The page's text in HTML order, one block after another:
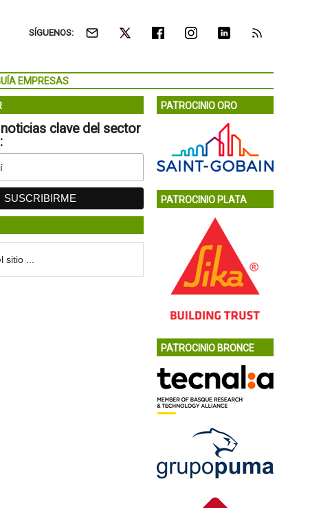
SÍGUENOS:
EMPRESAS
clave del sector
PATROCINIO ORO
PATROCINIO PLATA
PATROCINIO BRONCE